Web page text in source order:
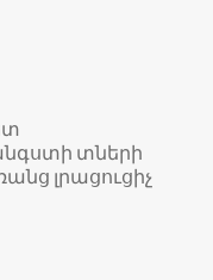
տների
լրացուցիչ